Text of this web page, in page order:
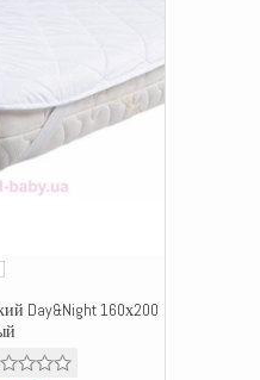
Day&Night 160х200